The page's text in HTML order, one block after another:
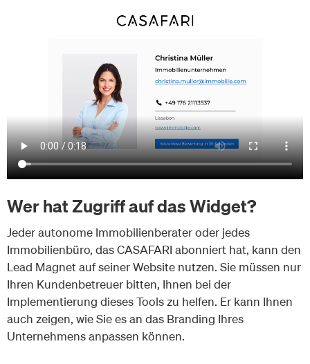
Wer hat Zugriff auf das Widget?
Jeder autonome Immobilienberater oder jedes
Immobilienbüro, das CASAFARI abonniert hat, kann den
Lead Magnet auf seiner Website nutzen. Sie müssen nur
Ihren Kundenbetreuer bitten, Ihnen bei der
Implementierung dieses Tools zu helfen. Er kann Ihnen
auch zeigen, wie Sie es an das Branding Ihres
Unternehmens anpassen können.